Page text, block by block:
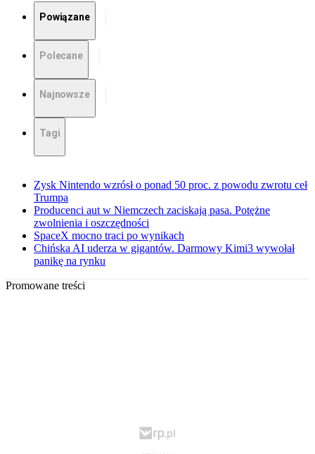
Powiązane
Polecane
Najnowsze
Tagi
Zysk Nintendo wzrósł o ponad 50 proc. z powodu zwrotu ceł
Trumpa
Producenci aut w Niemczech zaciskają pasa. Potężne
zwolnienia i oszczędności
SpaceX mocno traci po wynikach
Chińska AI uderza w gigantów. Darmowy Kimi3 wywołał
panikę na rynku
Promowane treści